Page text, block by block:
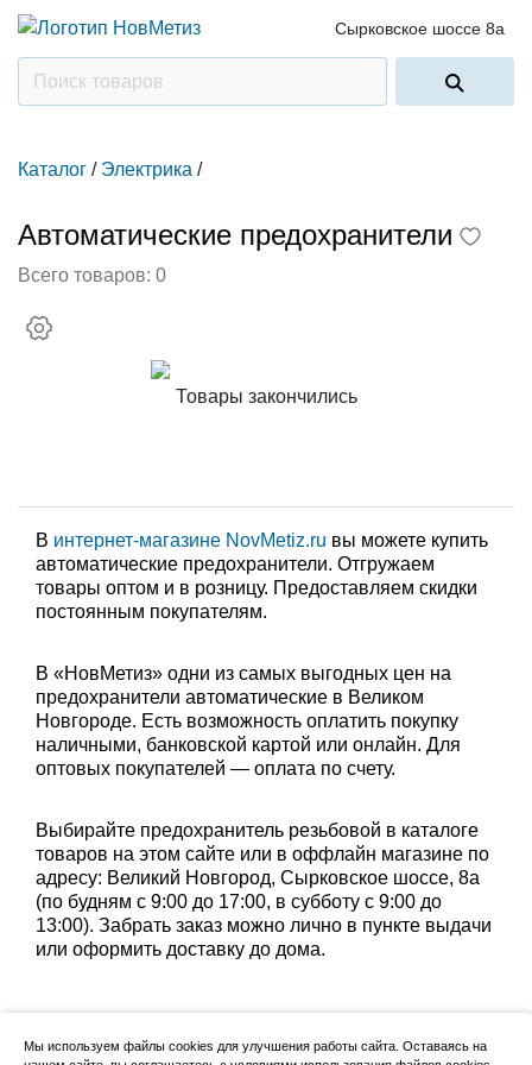
Сырковское шоссе 8а
Каталог / Электрика /
Автоматические предохранители
Всего товаров: 0
Товары закончились
В интернет-магазине NovMetiz.ru вы можете купить
автоматические предохранители. Отгружаем
товары оптом и в розницу. Предоставляем скидки
постоянным покупателям.
В «НовМетиз» одни из самых выгодных цен на
предохранители автоматические в Великом
Новгороде. Есть возможность оплатить покупку
наличными, банковской картой или онлайн. Для
оптовых покупателей — оплата по счету.
Выбирайте предохранитель резьбовой в каталоге
товаров на этом сайте или в оффлайн магазине по
адресу: Великий Новгород, Сырковское шоссе, 8а
(по будням с 9:00 до 17:00, в субботу с 9:00 до
13:00). Забрать заказ можно лично в пункте выдачи
или оформить доставку до дома.
Мы используем файлы cookies для улучшения работы сайта. Оставаясь на